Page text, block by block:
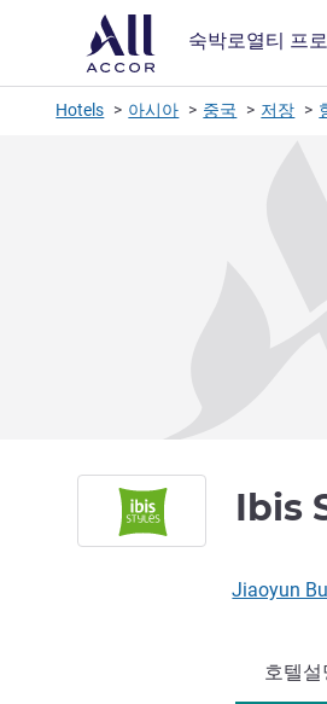
숙박로열티 프
Hotels 아시아 중국 저장
Ibis
Jiaoyun
호텔설